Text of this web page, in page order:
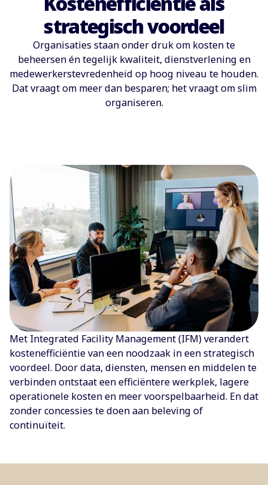
strategisch voordeel
Organisaties staan onder druk om kosten te
beheersen én tegelijk kwaliteit, dienstverlening en
medewerkerstevredenheid op hoog niveau te houden.
Dat vraagt om meer dan besparen; het vraagt om slim
organiseren.
Met Integrated Facility Management (IFM) verandert
kostenefficiëntie van een noodzaak in een strategisch
voordeel. Door data, diensten, mensen en middelen te
verbinden ontstaat een efficiëntere werkplek, lagere
operationele kosten en meer voorspelbaarheid. En dat
zonder concessies te doen aan beleving of
continuïteit.